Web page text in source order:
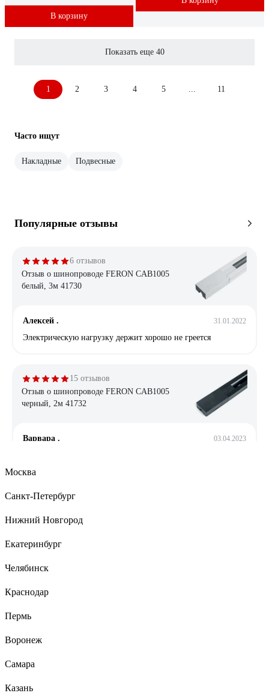
В корзину
Показать еще 40
1 2 3 4 5 11
Часто ищут
Накладные Подвесные
Популярные отзывы
6 отзывов
Отзыв о шинопроводе FERON CAB1005
белый, 3м 41730
Алексей . 31.01.2022
Электрическую нагрузку держит хорошо не греется
15 отзывов
Отзыв о шинопроводе FERON CAB1005
черный, 2м 41732
Варвара . 03.04.2023
19 отзывов
CAB1003 10342
Цена. Шинопровод довольно тяжелый. Алюминия не
не могу - шинопровод ставил целиком, ничего не пилил.
кабеля приличный. Резьба нигде не сорвана (что бывает
Москва
Санкт-Петербург
Нижний Новгород
Екатеринбург
Челябинск
Краснодар
Пермь
Воронеж
Самара
Казань